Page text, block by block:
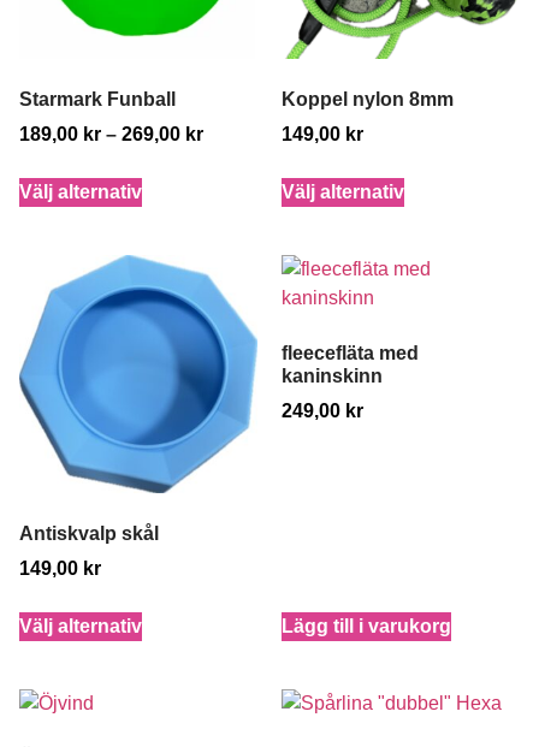
Starmark Funball
189,00 kr – 269,00 kr
Välj alternativ
Koppel nylon 8mm
149,00 kr
Välj alternativ
Antiskvalp skål
149,00 kr
Välj alternativ
fleecefläta med
kaninskinn
249,00 kr
Lägg till i varukorg